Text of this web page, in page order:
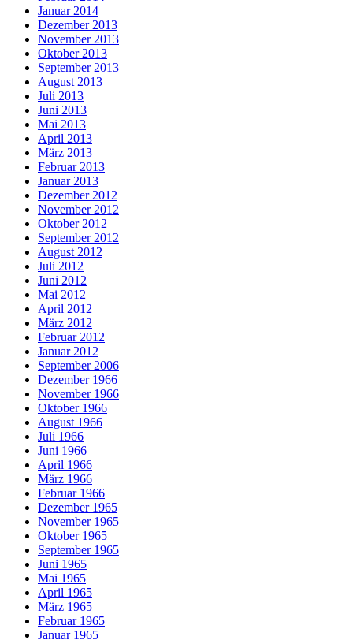
Januar 2014
Dezember 2013
November 2013
Oktober 2013
September 2013
August 2013
Juli 2013
Juni 2013
Mai 2013
April 2013
März 2013
Februar 2013
Januar 2013
Dezember 2012
November 2012
Oktober 2012
September 2012
August 2012
Juli 2012
Juni 2012
Mai 2012
April 2012
März 2012
Februar 2012
Januar 2012
September 2006
Dezember 1966
November 1966
Oktober 1966
August 1966
Juli 1966
Juni 1966
April 1966
März 1966
Februar 1966
Dezember 1965
November 1965
Oktober 1965
September 1965
Juni 1965
Mai 1965
April 1965
März 1965
Februar 1965
Januar 1965